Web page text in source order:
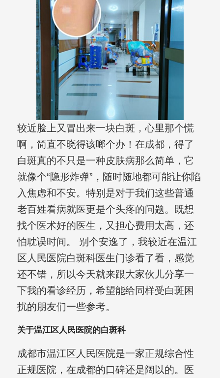
较近脸上又冒出来一块白斑，心里那个慌
啊，简直不晓得该啷个办！在成都，得了
白斑真的不只是一种皮肤病那么简单，它
就像个“隐形炸弹”，随时随地都可能让你陷
入焦虑和不安。特别是对于我们这些普通
老百姓看病就医更是个头疼的问题。既想
找个医术好的医生，又担心费用太高，还
怕耽误时间。 别个安逸了，我较近在温江
区人民医院白斑科医生门诊看了看，感觉
还不错，所以今天就来跟大家伙儿分享一
下我的看诊经历，希望能给同样受白斑困
扰的朋友们一些参考。
关于温江区人民医院的白斑科
成都市温江区人民医院是一家正规综合性
正规医院，在成都的口碑还是阔以的。医